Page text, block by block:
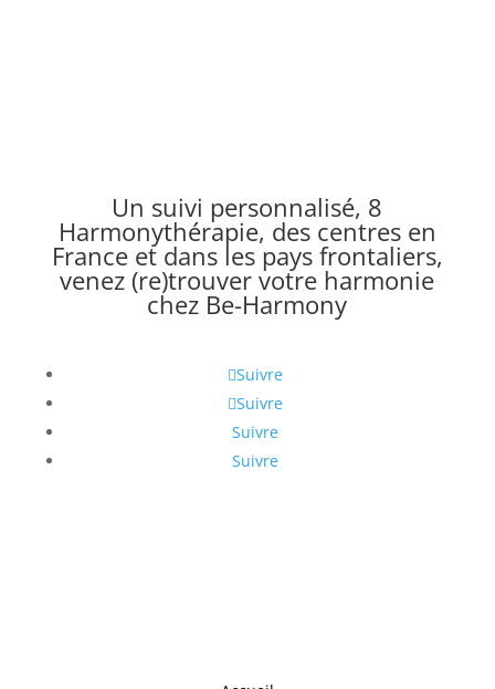
Un suivi personnalisé, 8
Harmonythérapie, des centres en
France et dans les pays frontaliers,
venez (re)trouver votre harmonie
chez Be-Harmony
Suivre
Suivre
Suivre
Suivre